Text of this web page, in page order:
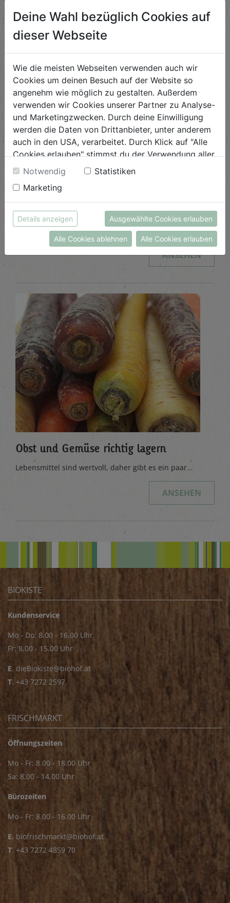
ANSEHEN
Grilltipp: Grillrost natürlich sauber
Das Reinigen vom Grillrost ist die unbeliebte Arbe...
ANSEHEN
Obst und Gemüse richtig lagern
Lebensmittel sind wertvoll, daher gibt es ein paar...
ANSEHEN
BIOKISTE
Kundenservice
Mo - Do: 8.00 - 16.00 Uhr
Fr: 8.00 - 15.00 Uhr
E. dieBiokiste@biohof.at
T. +43 7272 2597
FRISCHMARKT
Öffnungszeiten
Mo - Fr: 8.00 - 18.00 Uhr
Sa: 8.00 - 14.00 Uhr
Bürozeiten
Mo - Fr: 8.00 - 16.00 Uhr
E. biofrischmarkt@biohof.at
T. +43 7272 4859 70
Deine Wahl bezüglich Cookies auf
dieser Webseite
Wie die meisten Webseiten verwenden auch wir
Cookies um deinen Besuch auf der Website so
angenehm wie möglich zu gestalten. Außerdem
verwenden wir Cookies unserer Partner zu Analyse-
und Marketingzwecken. Durch deine Einwilligung
werden die Daten von Drittanbieter, unter anderem
auch in den USA, verarbeitet. Durch Klick auf "Alle
Cookies erlauben" stimmst du der Verwendung aller
Cookies zu. Unter "Details anzeigen" findest du alle
Infos zu den unterschiedlichen Cookies, du kannst
auch entscheiden, welche Cookies du erlauben
möchtest.
Weitere Informationen findest du in unserer
Datenschutzerklärungbzw. imImpressum
Notwendig
Statistiken
Marketing
Details anzeigen Ausgewählte Cookies erlauben
Alle Cookies ablehnen Alle Cookies erlauben